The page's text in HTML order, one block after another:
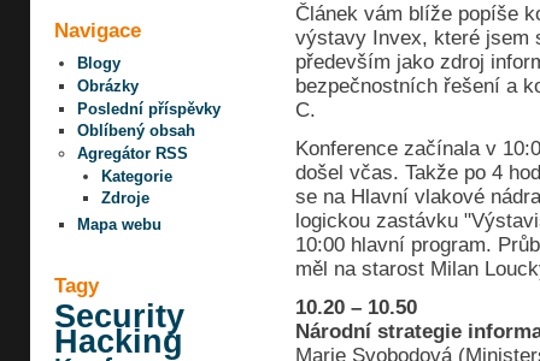
Navigace
Blogy
Obrázky
Poslední příspěvky
Oblíbený obsah
Agregátor RSS
Kategorie
Zdroje
Mapa webu
Tagy
Security
Hacking
Článek vám blíže popíše
výstavy Invex, které jsem
především jako zdroj
bezpečnostních řešení a
C.
Konference začínala v
došel včas. Takže po 4
se na Hlavní vlakové
logickou zastávku
10:00 hlavní program.
měl na starost Milan
10.20 – 10.50
Národní strategie
Marie Svobodová